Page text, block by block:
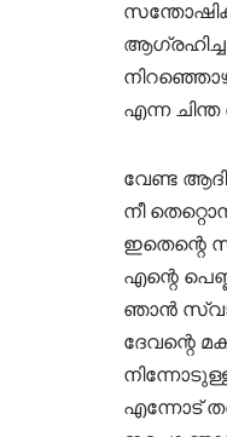
എന്ന
വേണ്ട
നീ
ഇതെന്റെ
എന്റെ
ഞാൻ
ദേവന്റെ
എന്നോട്